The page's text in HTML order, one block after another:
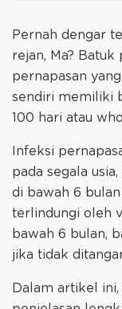
Pernah dengar
rejan, Ma?
pernapasan
sendiri memiliki
100 hari atau
Infeksi
pada segala
di bawah 6
terlindungi oleh
bawah 6 bulan,
jika tidak
Dalam artikel